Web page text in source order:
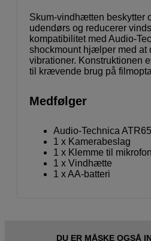
Skum-vindhætten beskytter
udendørs og reducerer
kompatibilitet med Audio-
shockmount hjælper med
vibrationer. Konstruktionen
til krævende brug på
Medfølger
Audio-Technica
1 x Kamerabeslag
1 x Klemme til
1 x Vindhætte
1 x AA-batteri
DU ER MÅSKE OGSÅ